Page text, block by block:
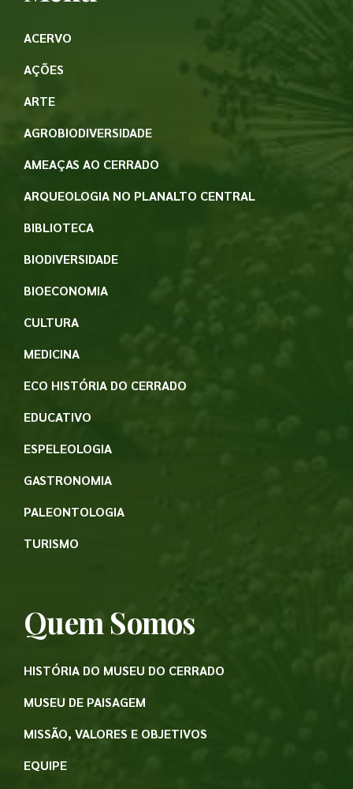
ACERVO
AÇÕES
ARTE
AGROBIODIVERSIDADE
AMEAÇAS AO CERRADO
ARQUEOLOGIA NO PLANALTO CENTRAL
BIBLIOTECA
BIODIVERSIDADE
BIOECONOMIA
CULTURA
MEDICINA
ECO HISTÓRIA DO CERRADO
EDUCATIVO
ESPELEOLOGIA
GASTRONOMIA
PALEONTOLOGIA
TURISMO
Quem Somos
HISTÓRIA DO MUSEU DO CERRADO
MUSEU DE PAISAGEM
MISSÃO, VALORES E OBJETIVOS
EQUIPE